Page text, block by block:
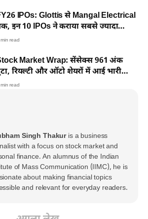
IPOs: Glottis से Mangal Electrical
इन 10 IPOs ने कराया सबसे ज्यादा
read
Market Wrap: सेंसेक्स 961 अंक
रियल्टी और ऑटो शेयरों में आई भारी
read
Singh Thakur is a business
with a focus on stock market and
finance. An alumnus of the Indian
of Mass Communication (IIMC), he is
about making financial topics
and relevant for everyday readers.